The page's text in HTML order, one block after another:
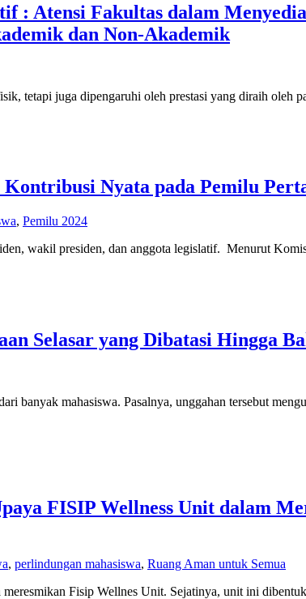
: Atensi Fakultas dalam
dan Non-Akademik
tetapi juga dipengaruhi oleh prestasi yang diraih oleh
Nyata pada Pemilu
, Pemilu 2024
wakil presiden, dan anggota legislatif. Menurut
Selasar yang Dibatasi Hingga
banyak mahasiswa. Pasalnya, unggahan tersebut
FISIP Wellness Unit dalam
, perlindungan mahasiswa, Ruang Aman untuk Semua
Fisip Wellnes Unit. Sejatinya, unit ini dibentuk